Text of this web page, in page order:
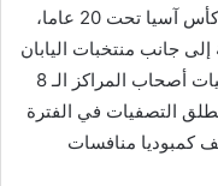
ضمن استعدادات أزرق الشباب لتصفيات كأس آسيا تحت 20 عاما،
جانب منتخبات اليابان
واليمن وكمبوديا، على أن يتأهل إلى النهائيات أصحاب المراكز الـ 8
وستنطلق التصفيات في الفترة
وتستضيف كمبوديا منافسات